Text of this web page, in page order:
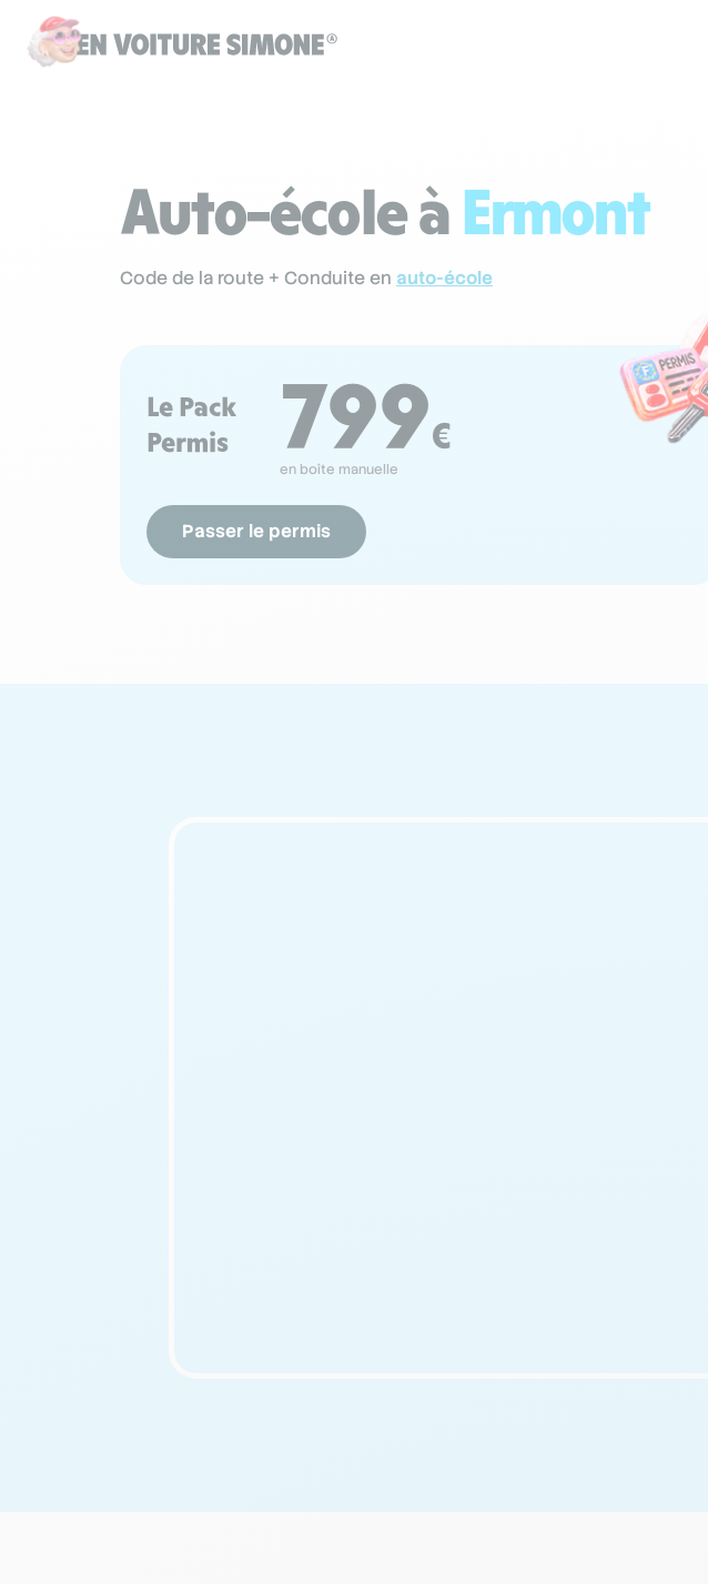
Auto-école à Ermont
Code de la route + Conduite en auto-école
Le Pack
Permis
799€
en boîte manuelle
Passer le permis